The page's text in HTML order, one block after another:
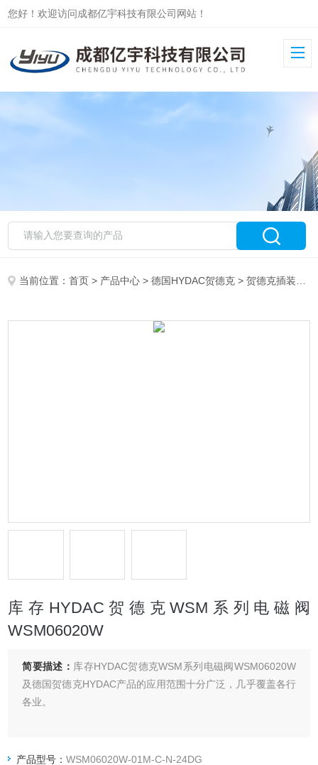
您好！欢迎访问成都亿宇科技有限公司网站！
当前位置：首页 > 产品中心 >德国HYDAC贺德克 >贺德克插装阀
库存HYDAC贺德克WSM系列电磁阀
WSM06020W
简要描述： 库存HYDAC贺德克WSM系列电磁阀WSM06020W
及德国贺德克HYDAC产品的应用范围十分广泛，几乎覆盖各行
各业。
产品型号：WSM06020W-01M-C-N-24DG